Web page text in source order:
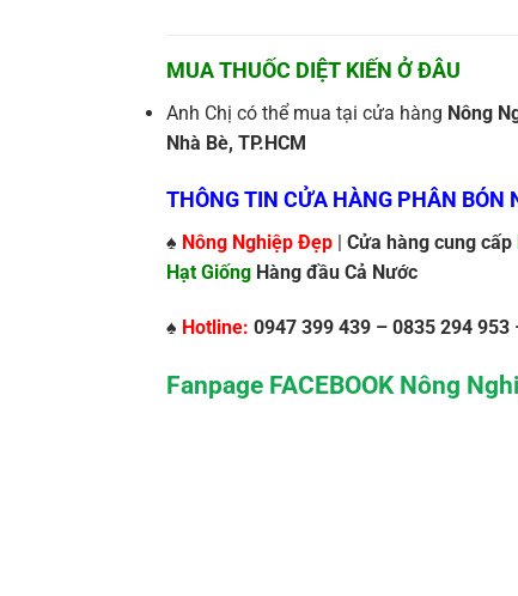
MUA THUỐC DIỆT KIẾN Ở ĐÂU
Anh Chị có thể mua tại cửa hàng Nông
Nhà Bè, TP.HCM
THÔNG TIN CỬA HÀNG PHÂN BÓN
♠ Nông Nghiệp Đẹp| Cửa hàng cung cấp
Hạt GiốngHàng đầu Cả Nước
♠ Hotline: 0947 399 439 – 0835 294 953
Fanpage FACEBOOK Nông